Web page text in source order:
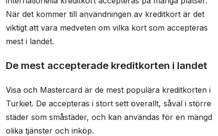
Kontanter är fortfarande vanligast trots ökad
användning av kreditkort
Vanliga frågor och svar
När det kommer till användningen av kreditkort är det
viktigt att vara medveten om vilka kort som accepteras
mest i landet.
De mest accepterade kreditkorten i landet
Visa och Mastercard är de mest populära kreditkorten i
Turkiet. De accepteras i stort sett överallt, såväl i större
städer som småstäder, och kan användas för en mängd
olika tjänster och inköp.